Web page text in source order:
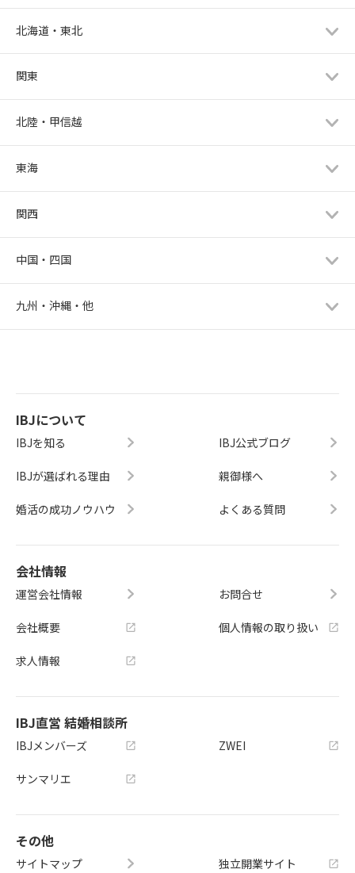
北海道・東北
関東
北陸・甲信越
東海
関西
中国・四国
九州・沖縄・他
IBJについて
IBJを知る
IBJが選ばれる理由
婚活の成功ノウハウ
IBJ公式ブログ
親御様へ
よくある質問
会社情報
運営会社情報
会社概要
求人情報
お問合せ
個人情報の取り扱い
IBJ直営 結婚相談所
IBJメンバーズ
サンマリエ
ZWEI
その他
サイトマップ
独立開業サイト